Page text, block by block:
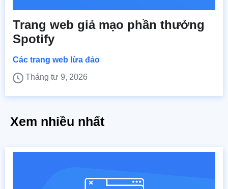
Trang web giả mạo phần thưởng
Spotify
Các trang web lừa đảo
Tháng tư 9, 2026
Xem nhiều nhất